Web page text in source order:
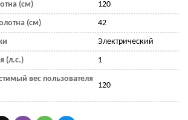
(см) 120
(см) 42
Электрический
(л.с.) 1
вес пользователя
120